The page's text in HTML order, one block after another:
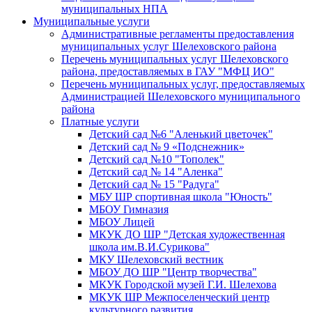
муниципальных НПА
Муниципальные услуги
Административные регламенты предоставления
муниципальных услуг Шелеховского района
Перечень муниципальных услуг Шелеховского
района, предоставляемых в ГАУ "МФЦ ИО"
Перечень муниципальных услуг, предоставляемых
Администрацией Шелеховского муниципального
района
Платные услуги
Детский сад №6 "Аленький цветочек"
Детский сад № 9 «Подснежник»
Детский сад №10 "Тополек"
Детский сад № 14 "Аленка"
Детский сад № 15 "Радуга"
МБУ ШР спортивная школа "Юность"
МБОУ Гимназия
МБОУ Лицей
МКУК ДО ШР "Детская художественная
школа им.В.И.Сурикова"
МКУ Шелеховский вестник
МБОУ ДО ШР "Центр творчества"
МКУК Городской музей Г.И. Шелехова
МКУК ШР Межпоселенческий центр
культурного развития